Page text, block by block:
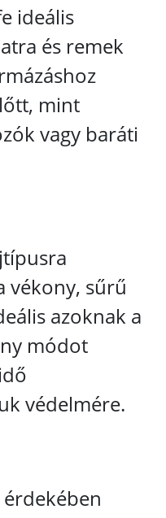
ideális
és remek
mint
vagy baráti
vékony, sűrű
azoknak a
módot
védelmére.